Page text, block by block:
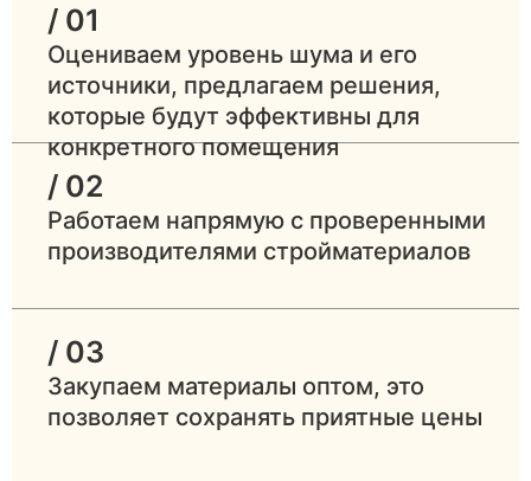
/ 01
Оцениваем уровень шума и его
источники, предлагаем решения,
которые будут эффективны для
конкретного помещения
/ 02
Работаем напрямую с проверенными
производителями стройматериалов
/ 03
Закупаем материалы оптом, это
позволяет сохранять приятные цены